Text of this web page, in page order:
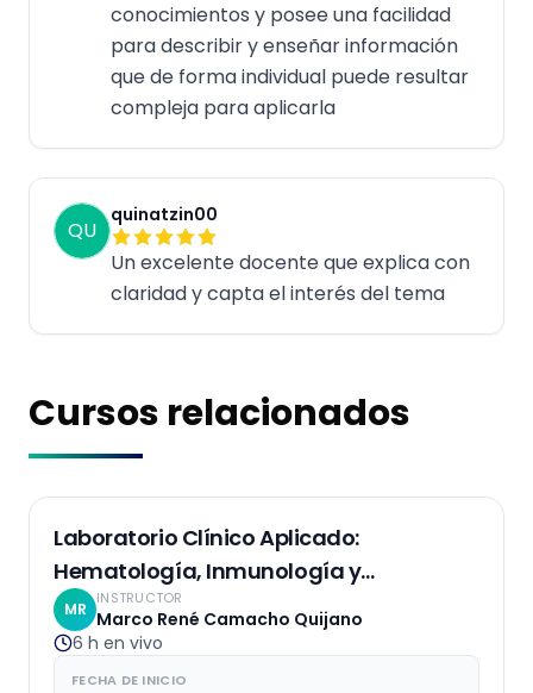
conocimientos y posee una facilidad
para describir y enseñar información
que de forma individual puede resultar
compleja para aplicarla
QU
quinatzin00
Un excelente docente que explica con
claridad y capta el interés del tema
Cursos relacionados
Laboratorio Clínico Aplicado:
Hematología, Inmunología y
Bioquímica
MR
INSTRUCTOR
Marco René Camacho Quijano
6 h en vivo
FECHA DE INICIO